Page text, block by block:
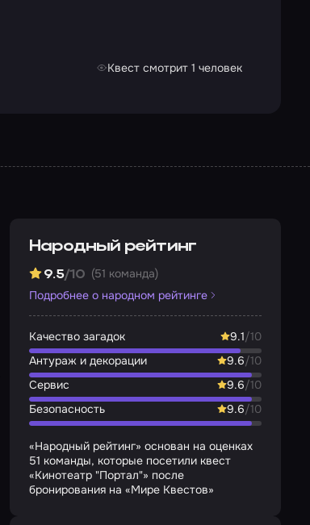
Квест смотрит 1 человек
Народный рейтинг
9.5/10 (51 команда)
Подробнее о народном рейтинге
Качество загадок 9.1/10
Антураж и декорации
9.6/10
Сервис
9.6/10
Безопасность
9.6/10
«Народный рейтинг» основан на оценках
51 команды, которые посетили квест
«Кинотеатр "Портал"» после
бронирования на «Мире Квестов»